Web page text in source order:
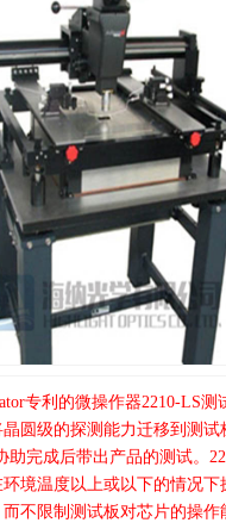
专利的微操作器2210-LS测
圆级的探测能力迁移到测
助完成后带出产品的测试。
境温度以上或以下的情况下
不限制测试板对芯片的操作